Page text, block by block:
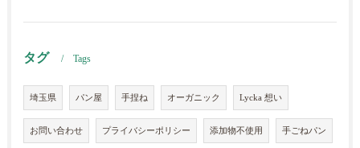
タグ Tags
埼玉県 パン屋 手捏ね オーガニック Lycka 想い
お問い合わせ プライバシーポリシー 添加物不使用 手ごねパン